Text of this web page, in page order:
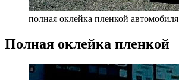
полная оклейка пленкой автомобиля
Полная оклейка пленкой